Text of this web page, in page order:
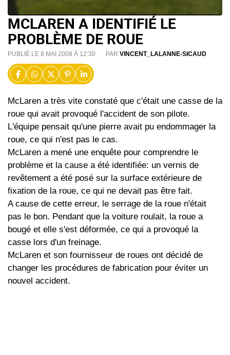
MCLAREN A IDENTIFIÉ LE
PROBLÈME DE ROUE
PUBLIÉ LE 8 MAI 2008 À 12:30 PAR VINCENT_LALANNE-SICAUD
McLaren a très vite constaté que c'était une casse de la
roue qui avait provoqué l'accident de son pilote.
L'équipe pensait qu'une pierre avait pu endommager la
roue, ce qui n'est pas le cas.
McLaren a mené une enquête pour comprendre le
problème et la cause a été identifiée: un vernis de
revêtement a été posé sur la surface extérieure de
fixation de la roue, ce qui ne devait pas être fait.
A cause de cette erreur, le serrage de la roue n'était
pas le bon. Pendant que la voiture roulait, la roue a
bougé et elle s'est déformée, ce qui a provoqué la
casse lors d'un freinage.
McLaren et son fournisseur de roues ont décidé de
changer les procédures de fabrication pour éviter un
nouvel accident.